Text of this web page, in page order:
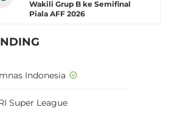
Wakili Grup B ke Semifinal
Piala AFF 2026
Indonesia
Super League